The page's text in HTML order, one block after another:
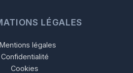
LÉGALES
légales
Confidentialité
Cookies